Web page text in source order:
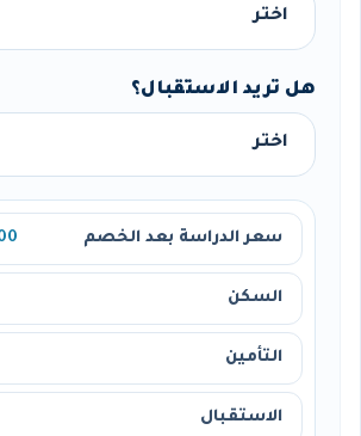
هل تريد الاستقبال؟
سعر الدراسة بعد الخصم
السكن
التأمين
الاستقبال